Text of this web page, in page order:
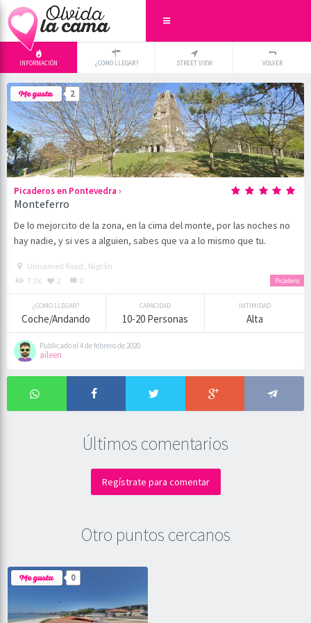
INFORMACIÓN ¿COMO LLEGAR? STREET VIEW VOLVER
2
Picaderos en Pontevedra ›
Monteferro
De lo mejorcito de la zona, en la cima del monte, por las noches no
hay nadie, y si ves a alguien, sabes que va a lo mismo que tu.
Picadero
Unnamed Road , Nigrán
7.2k
2 0
¿COMO LLEGAR?
Coche/Andando
CAPACIDAD
10-20 Personas
INTIMIDAD
Alta
Publicado el 4 de febrero de 2020
aileen
Últimos comentarios
Regístrate para comentar
Otro puntos cercanos
0
-